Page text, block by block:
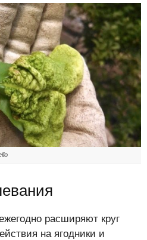
расширяют круг
на ягодники и